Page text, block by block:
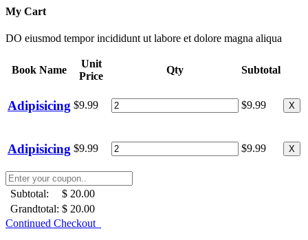
My Cart
DO eiusmod tempor incididunt ut labore et dolore magna aliqua
Book Name
Unit
Price
Qty Subtotal
Adipisicing $9.99 $9.99 X
Adipisicing $9.99 $9.99 X
Subtotal:
$ 20.00
Grandtotal: $ 20.00
Continued Checkout